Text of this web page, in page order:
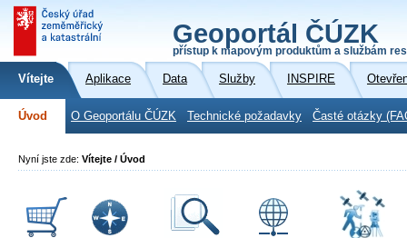
Geoportál ČÚZK
přístup k mapovým produktům a službám
Vítejte Aplikace Data Služby INSPIRE
Úvod O Geoportálu ČÚZK Technické požadavky Časté otázky
Nyní jste zde: Vítejte / Úvod